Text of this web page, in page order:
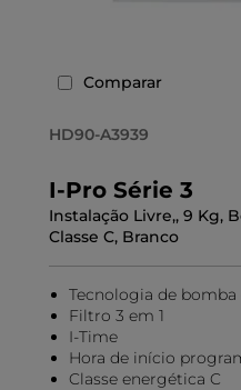
Comparar
HD90-A3939
I-Pro Série 3
Instalação Livre,, 9 Kg,
Classe C, Branco
Tecnologia de bomba
Filtro 3 em 1
I-Time
Hora de início
Classe energética C